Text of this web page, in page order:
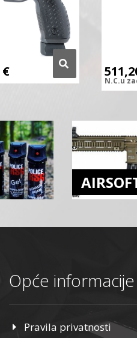
€
N.C.u
Opće informacije
Pravila privatnosti